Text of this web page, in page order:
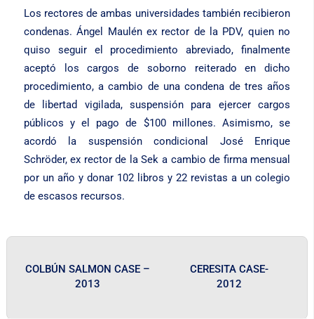
Los rectores de ambas universidades también recibieron
condenas. Ángel Maulén ex rector de la PDV, quien no
quiso seguir el procedimiento abreviado, finalmente
aceptó los cargos de soborno reiterado en dicho
procedimiento, a cambio de una condena de tres años
de libertad vigilada, suspensión para ejercer cargos
públicos y el pago de $100 millones. Asimismo, se
acordó la suspensión condicional José Enrique
Schröder, ex rector de la Sek a cambio de firma mensual
por un año y donar 102 libros y 22 revistas a un colegio
de escasos recursos.
COLBÚN SALMON CASE –
2013
CERESITA CASE-
2012